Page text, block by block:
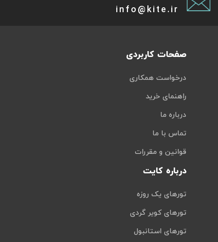
info@kite.ir
صفحات کاربردی
درخواست همکاری
راهنمای خرید
درباره ما
تماس با ما
قوانین و مقررات
درباره کایت
تورهای یک روزه
تورهای کویر گردی
تورهای استانبول